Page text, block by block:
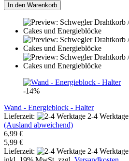
In den Warenkorb
-14%
Wand - Energieblock - Halter
Lieferzeit:
2-4 Werktage
(Ausland abweichend)
6,99 €
5,99 €
Lieferzeit:
2-4 Werktage